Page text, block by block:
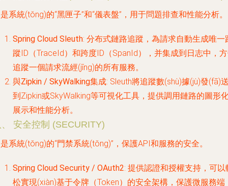
系統(tǒng)的“黑匣子”和“儀表盤”，用于問題排查和性能分析。
Spring Cloud Sleuth: 分布式鏈路追蹤 ，為請求自動生成唯一
蹤ID（TraceId）和跨度ID（SpanId），并集成到日志中，
追蹤一個請求流經(jīng)的所有服務。
與Zipkin / SkyWalking集成: Sleuth將追蹤數(shù)據(jù)發(fā)
到Zipkin或SkyWalking等可視化工具，提供調用鏈路的圖形
展示和性能分析。
安全控制 (SECURITY)
系統(tǒng)的“門禁系統(tǒng)”，保護API和服務的安全。
Spring Cloud Security / OAuth2: 提供認證和授權支持，可以
松實現(xiàn)基于令牌（Token）的安全架構，保護微服務端